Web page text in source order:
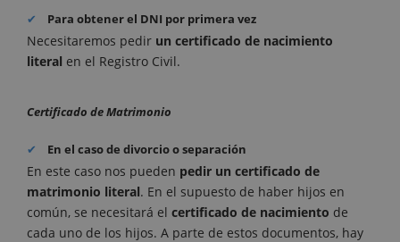
Para obtener el DNI por primera vez
Necesitaremos pedir un certificado de nacimiento
literal en el Registro Civil.
Certificado de Matrimonio
En el caso de divorcio o separación
En este caso nos pueden pedir un certificado de
matrimonio literal. En el supuesto de haber hijos en
común, se necesitará el certificado de nacimiento de
cada uno de los hijos. A parte de estos documentos, hay